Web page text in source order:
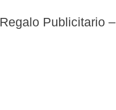
Regalo Publicitario –